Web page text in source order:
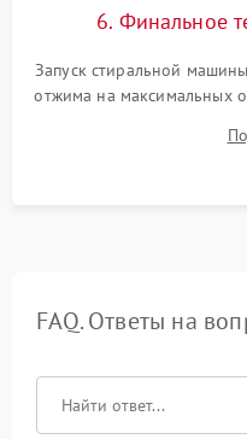
6. Финальное
Запуск стиральной
отжима на максимальных
корректности слива,
посторонних
FAQ. Ответы на